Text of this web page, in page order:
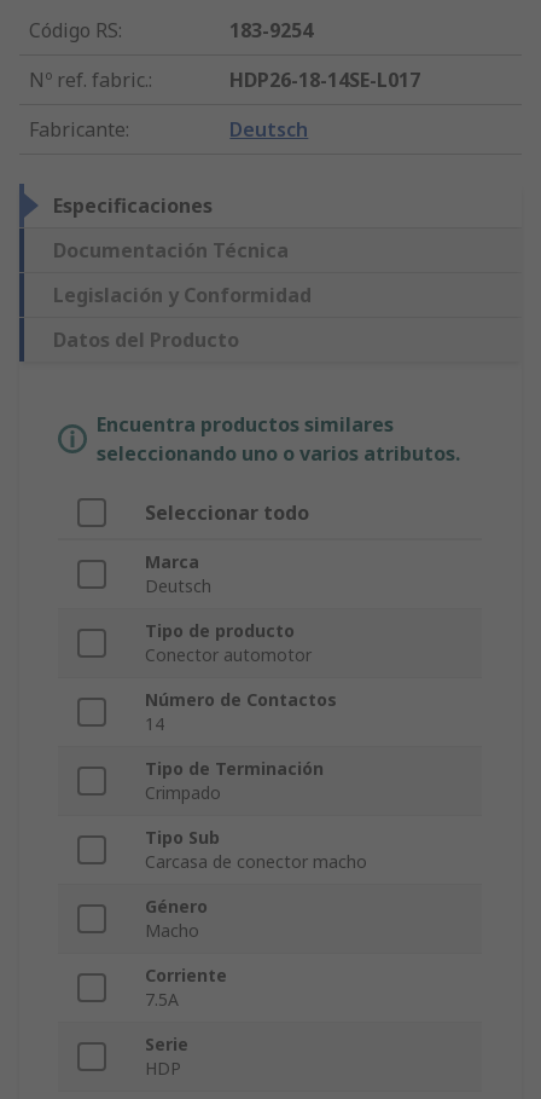
Código RS:
183-9254
Nº ref. fabric.:
HDP26-18-14SE-L017
Fabricante: Deutsch
Especificaciones
Documentación Técnica
Legislación y Conformidad
Datos del Producto
Encuentra productos similares
seleccionando uno o varios atributos.
Seleccionar todo
Marca
Deutsch
Tipo de producto
Conector automotor
Número de Contactos
14
Tipo de Terminación
Crimpado
Tipo Sub
Carcasa de conector macho
Género
Macho
Corriente
7.5A
Serie
HDP